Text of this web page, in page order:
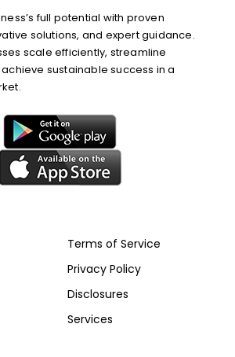
full potential with proven
solutions, and expert guidance.
scale efficiently, streamline
sustainable success in a
Terms of Service
Privacy Policy
Disclosures
Services